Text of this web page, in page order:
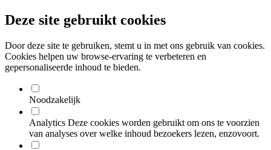
Deze site gebruikt cookies
Door deze site te gebruiken, stemt u in met ons gebruik van cookies.
Cookies helpen uw browse-ervaring te verbeteren en
gepersonaliseerde inhoud te bieden.
Noodzakelijk
Analytics Deze cookies worden gebruikt om ons te voorzien
van analyses over welke inhoud bezoekers lezen, enzovoort.